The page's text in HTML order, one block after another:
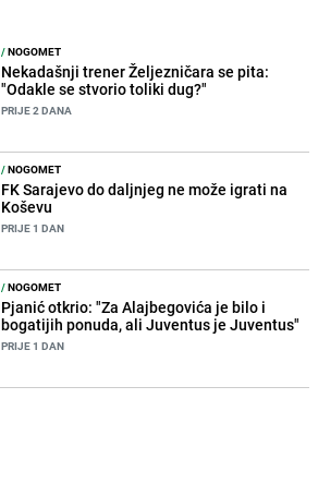
/NOGOMET
Nekadašnji trener Željezničara se pita:
"Odakle se stvorio toliki dug?"
PRIJE 2 DANA
/NOGOMET
FK Sarajevo do daljnjeg ne može igrati na
Koševu
PRIJE 1 DAN
/NOGOMET
Pjanić otkrio: "Za Alajbegovića je bilo i
bogatijih ponuda, ali Juventus je Juventus"
PRIJE 1 DAN